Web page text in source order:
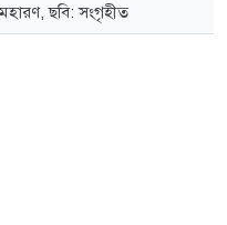
মহারণ, ছবি: সংগৃহীত